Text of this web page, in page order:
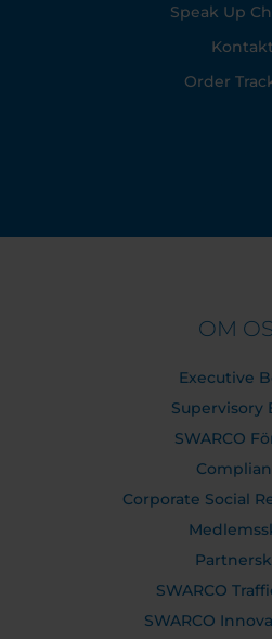
Speak Up
Kontakt
Order
OM
Executive
Supervisory
SWARCO
Corporate Social
SWARCO
SWARCO